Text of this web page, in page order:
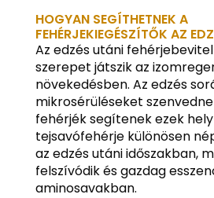
HOGYAN SEGÍTHETNEK A
FEHÉRJEKIEGÉSZÍTŐK AZ
Az edzés utáni
szerepet játszik az
növekedésben. Az edzés
mikrosérüléseket
fehérjék segítenek ezek
tejsavófehérje különösen
az edzés utáni időszakban,
felszívódik és gazdag
aminosavakban.